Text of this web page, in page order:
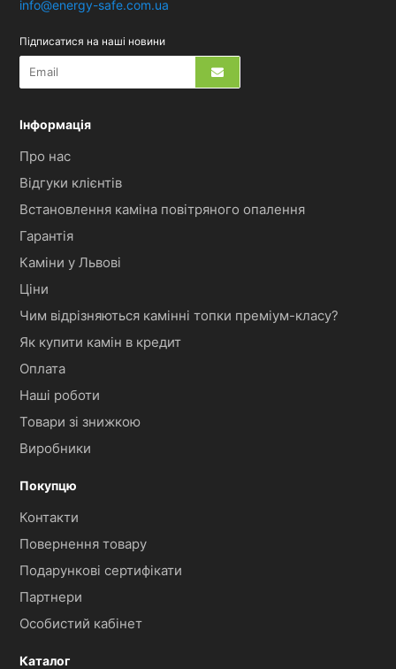
info@energy-safe.com.ua
Підписатися на наші новини
Інформація
Про нас
Відгуки клієнтів
Встановлення каміна повітряного опалення
Гарантія
Каміни у Львові
Ціни
Чим відрізняються камінні топки преміум-класу?
Як купити камін в кредит
Оплата
Наші роботи
Товари зі знижкою
Виробники
Покупцю
Контакти
Повернення товару
Подарункові сертифікати
Партнери
Особистий кабінет
Каталог